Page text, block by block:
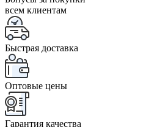
всем клиентам
Быстрая доставка
Оптовые цены
Гарантия качества